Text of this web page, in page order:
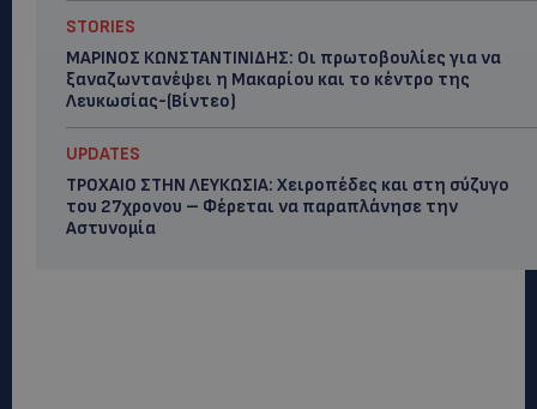
STORIES
ΜΑΡΙΝΟΣ ΚΩΝΣΤΑΝΤΙΝΙΔΗΣ: Οι πρωτοβουλίες για να
ξαναζωντανέψει η Μακαρίου και το κέντρο της
Λευκωσίας-(Βίντεο)
UPDATES
ΤΡΟΧΑΙΟ ΣΤΗΝ ΛΕΥΚΩΣΙΑ: Χειροπέδες και στη σύζυγο
του 27χρονου – Φέρεται να παραπλάνησε την
Αστυνομία